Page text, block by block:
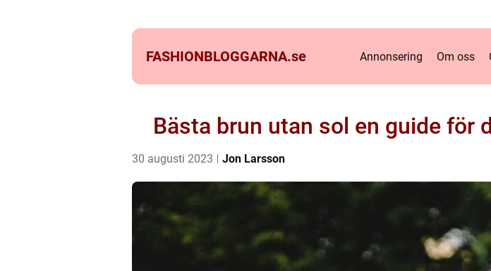
FASHIONBLOGGARNA.se Annonsering Om oss
Bästa brun utan sol en guide för
30 augusti 2023 Jon Larsson